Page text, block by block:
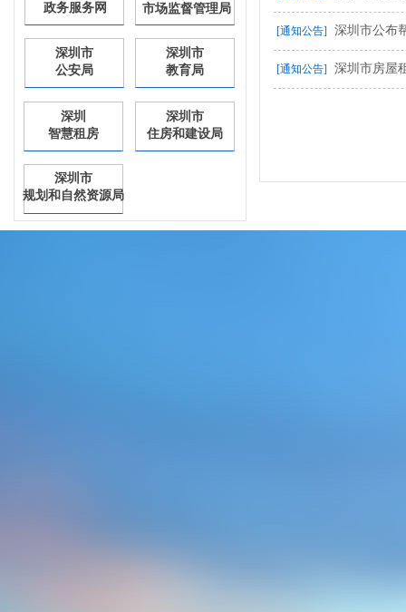
政务服务网
市场监督管理局
深圳市
教育局
深圳市
住房和建设局
深圳市
规划和自然资源局
深圳市
公安局
深圳
智慧租房
[通知公告] 深圳市公布
[通知公告] 深圳市房屋